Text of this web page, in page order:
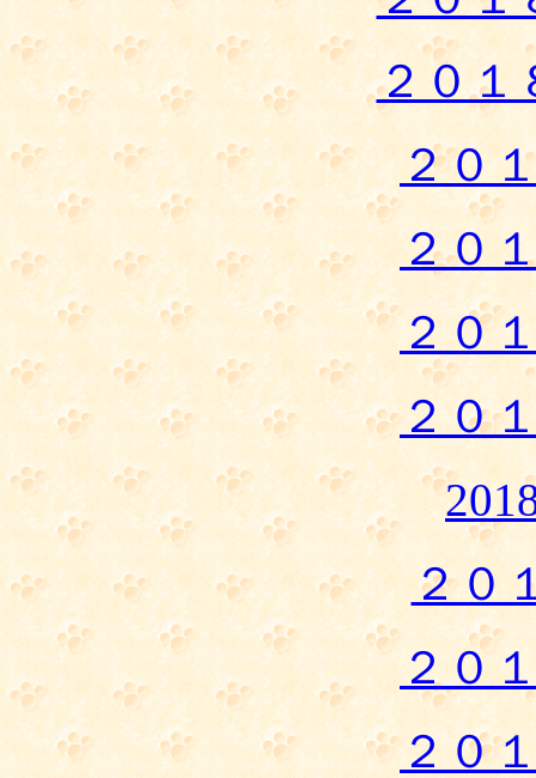
２０１
２０
２０
２０
２０
２０
２０
２０